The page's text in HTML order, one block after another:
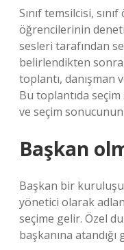
Sınıf temsilcisi,
öğrencilerinin
sesleri tarafından
belirlendikten
toplantı, danışman
Bu toplantıda
ve seçim
Başkan
Başkan bir
yönetici olarak
seçime gelir. Özel
başkanına